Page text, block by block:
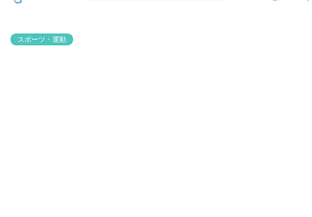
スポーツ・運動